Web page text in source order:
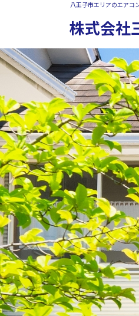
八王子市エリアのエアコ
株式会社